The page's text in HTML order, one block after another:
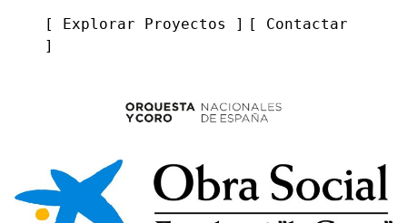
[ Explorar Proyectos ] [ Contactar
]